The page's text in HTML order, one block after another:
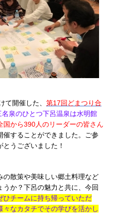
て開催した、 第17回どまつり合
名泉のひとつ下呂温泉は水明館
国から390人のリーダーの皆さん
催することができました。ご参
うございました！
の散策や美味しい郷土料理など
うか？下呂の魅力と共に、今回
ひチームに持ち帰っていただ
々なカタチでその学びを活かし